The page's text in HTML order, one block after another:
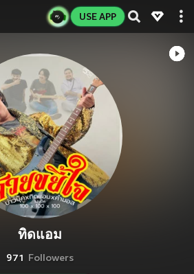
USE APP
ทิดแอม
971 Followers